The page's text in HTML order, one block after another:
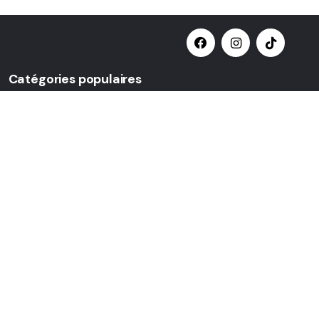
Catégories populaires